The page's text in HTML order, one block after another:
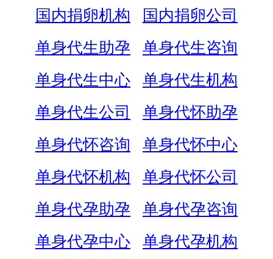
国内捐卵机构
国内捐卵公司
单身代生助孕
单身代生咨询
单身代生中心
单身代生机构
单身代生公司
单身代怀助孕
单身代怀咨询
单身代怀中心
单身代怀机构
单身代怀公司
单身代孕助孕
单身代孕咨询
单身代孕中心
单身代孕机构